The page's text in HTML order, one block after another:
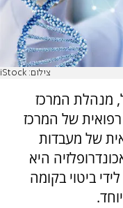
צילום: iStock
מנהלת המרכז
של המרכז
של מעבדות
היא
ביטוי בקומה